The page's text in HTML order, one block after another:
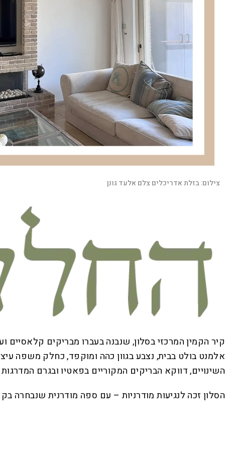
צילום:בזלת אדריכלים צלם אלעד גונן
קיר הקמין המרכזי בסלון, שנבנה בעברו מבריקים קלאסיים
אלמנט בולט בבית, נצבע בגוון כהה ומוקפד, כחלק משפה
השינויים, דווקא הבריקים המקוריים בפאטיו ובגרם
הסלון זכה לנגיעות מודרניות – עם ספה מודרנית שנבחרה